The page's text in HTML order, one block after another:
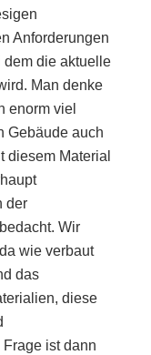
Anforderungen
dem die aktuelle
Man denke
enorm viel
Gebäude auch
diesem Material
der
Wir
wie verbaut
das
diese
ist dann